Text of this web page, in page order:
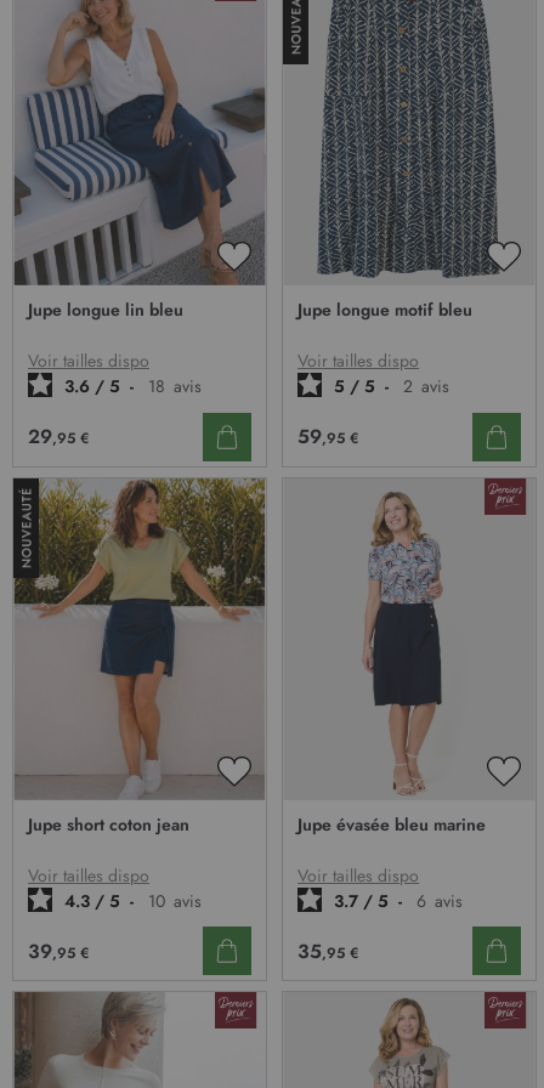
AJOUTER
D’ENVIE
Jupe longue lin bleu
Voir tailles dispo
3.6 / 5 - 18 avis
29,95 €
Jupe longue motif bleu
Voir tailles dispo
5 / 5 - 2 avis
59,95 €
AJOUTER
D’ENVIE
Jupe short coton jean
Voir tailles dispo
4.3 / 5 - 10 avis
39,95 €
Jupe évasée bleu marine
Voir tailles dispo
3.7 / 5 - 6 avis
35,95 €